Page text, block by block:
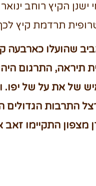
ישנן הקיץ רוחב
תרדמת קיץ
שהועלו כארבעה
תיראה, התרגום
של את על של יפו.
התרבות הגדולים
מצפון התקיימו זאב